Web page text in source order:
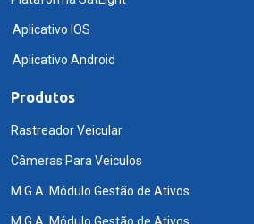
Aplicativo IOS
Aplicativo Android
Produtos
Rastreador Veicular
Câmeras Para Veiculos
M.G.A. Módulo Gestão de Ativos